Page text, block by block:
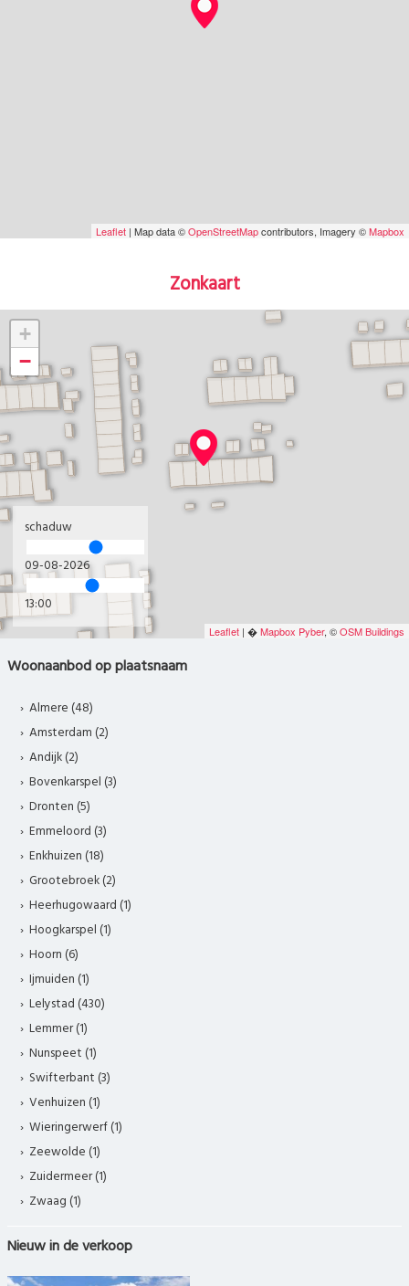
Leaflet | Map data ©OpenStreetMapcontributors, Imagery ©Mapbox
Zonkaart
+
−
Leaflet | �Mapbox Pyber, ©OSM Buildings
schaduw
09-08-2026
14:00
Woonaanbod op plaatsnaam
Almere (48)
Amsterdam (2)
Andijk (2)
Bovenkarspel (3)
Dronten (5)
Emmeloord (3)
Enkhuizen (18)
Grootebroek (2)
Heerhugowaard (1)
Hoogkarspel (1)
Hoorn (6)
Ijmuiden (1)
Lelystad (430)
Lemmer (1)
Nunspeet (1)
Swifterbant (3)
Venhuizen (1)
Wieringerwerf (1)
Zeewolde (1)
Zuidermeer (1)
Zwaag (1)
Nieuw in de verkoop